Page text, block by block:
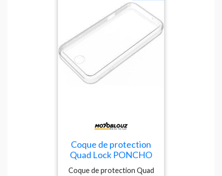
contre la boue, la poussière
et la pluieLe Poncho est
très durable, ainsi vous
pouvez le ranger dans
votre poche ou votre sac
sans
l’endommagerEntièrement
fonctionnel avec l'écran
Coque de protection
Quad Lock PONCHO
IPHONE 5 / 5S / SE
Coque de protection Quad